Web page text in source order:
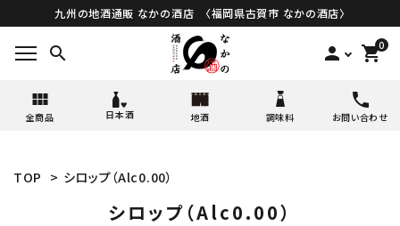
九州の地酒通販 なかの酒店 〈福岡県古賀市 なかの酒店〉
search person 0
shopping_cart
全商品 日本酒 地酒 調味料 お問い合わせ
TOP > シロップ（Alc0.00）
シロップ（Alc0.00）